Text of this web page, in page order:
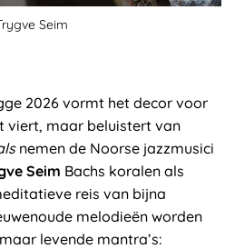
Seim
2026 vormt het decor voor
viert, maar beluistert van
nemen de Noorse jazzmusici
Seim Bachs koralen als
reis van bijna
melodieën worden
levende mantra’s: